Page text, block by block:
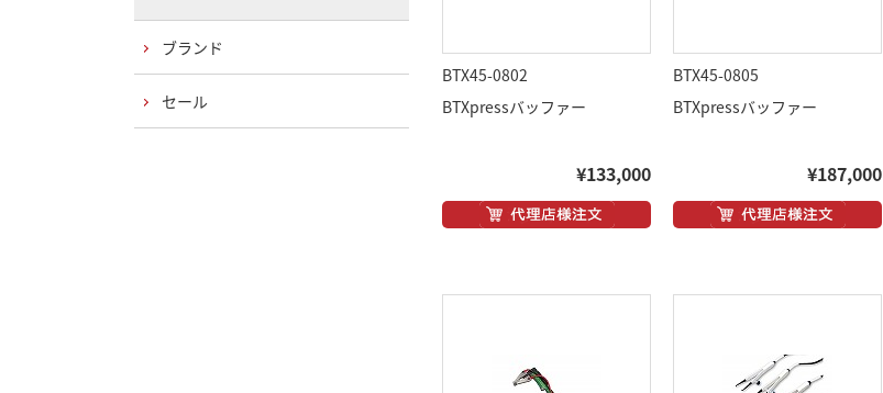
BTX45-0802
BTXpressバッファー
¥133,000
BTX45-0805
BTXpressバッファー
¥187,000
ブランド
セール